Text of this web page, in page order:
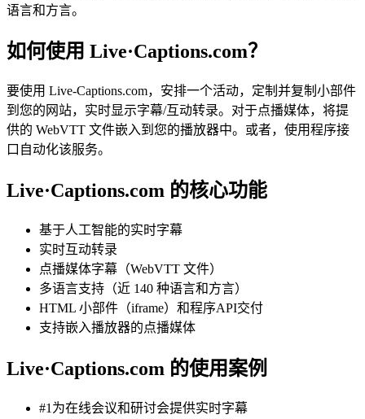
语言和方言。
如何使用 Live·Captions.com？
要使用 Live-Captions.com，安排一个活动，定制并复制小部件
到您的网站，实时显示字幕/互动转录。对于点播媒体，将提
供的 WebVTT 文件嵌入到您的播放器中。或者，使用程序接
口自动化该服务。
Live·Captions.com 的核心功能
基于人工智能的实时字幕
实时互动转录
点播媒体字幕（WebVTT 文件）
多语言支持（近 140 种语言和方言）
HTML 小部件（iframe）和程序API交付
支持嵌入播放器的点播媒体
Live·Captions.com 的使用案例
#1为在线会议和研讨会提供实时字幕